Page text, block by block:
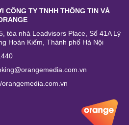
CÔNG TY TNHH THÔNG TIN VÀ
tòa nhà Leadvisors Place, Số 41A Lý
Hoàn Kiếm, Thành phố Hà Nội
orangemedia.com.vn